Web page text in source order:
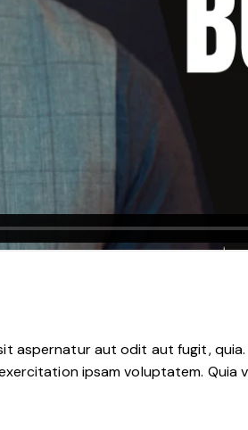
aspernatur aut odit aut fugit,
ipsam voluptatem.